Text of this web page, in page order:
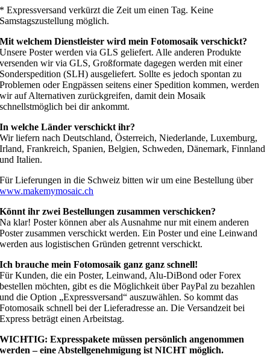
* Expressversand verkürzt die Zeit um einen Tag. Keine
Samstagszustellung möglich.
Mit welchem Dienstleister wird mein Fotomosaik verschickt?
Unsere Poster werden via GLS geliefert. Alle anderen Produkte
versenden wir via GLS, Großformate dagegen werden mit einer
Sonderspedition (SLH) ausgeliefert. Sollte es jedoch spontan zu
Problemen oder Engpässen seitens einer Spedition kommen, werden
wir auf Alternativen zurückgreifen, damit dein Mosaik
schnellstmöglich bei dir ankommt.
In welche Länder verschickt ihr?
Wir liefern nach Deutschland, Österreich, Niederlande, Luxemburg,
Irland, Frankreich, Spanien, Belgien, Schweden, Dänemark, Finnland
und Italien.
Für Lieferungen in die Schweiz bitten wir um eine Bestellung über
www.makemymosaic.ch
Könnt ihr zwei Bestellungen zusammen verschicken?
Na klar! Poster können aber als Ausnahme nur mit einem anderen
Poster zusammen verschickt werden. Ein Poster und eine Leinwand
werden aus logistischen Gründen getrennt verschickt.
Ich brauche mein Fotomosaik ganz ganz schnell!
Für Kunden, die ein Poster, Leinwand, Alu-DiBond oder Forex
bestellen möchten, gibt es die Möglichkeit über PayPal zu bezahlen
und die Option „Expressversand“ auszuwählen. So kommt das
Fotomosaik schnell bei der Lieferadresse an. Die Versandzeit bei
Express beträgt einen Arbeitstag.
WICHTIG: Expresspakete müssen persönlich angenommen
werden – eine Abstellgenehmigung ist NICHT möglich.